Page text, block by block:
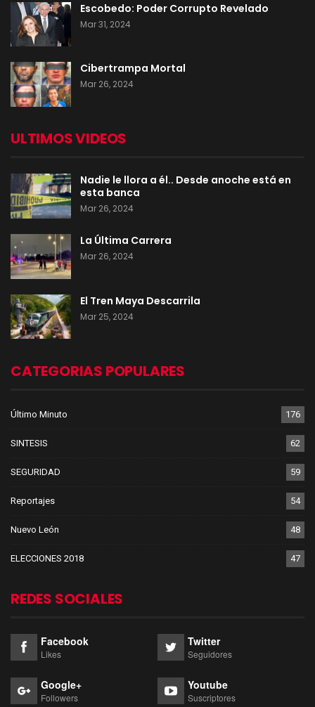
Escobedo: Poder Corrupto Revelado
Mar 31, 2024
Cibertrampa Mortal
Mar 26, 2024
ULTIMOS VIDEOS
Nadie le llora a él.. Desde anoche está en
esta banca
Mar 26, 2024
La Última Carrera
Mar 26, 2024
El Tren Maya Descarrila
Mar 25, 2024
CATEGORIAS POPULARES
Último Minuto 176
SINTESIS 62
SEGURIDAD 59
Reportajes 54
Nuevo León 48
ELECCIONES 2018 47
REDES SOCIALES
Facebook
Likes
Twitter
Seguidores
Google+
Followers
Youtube
Suscriptores